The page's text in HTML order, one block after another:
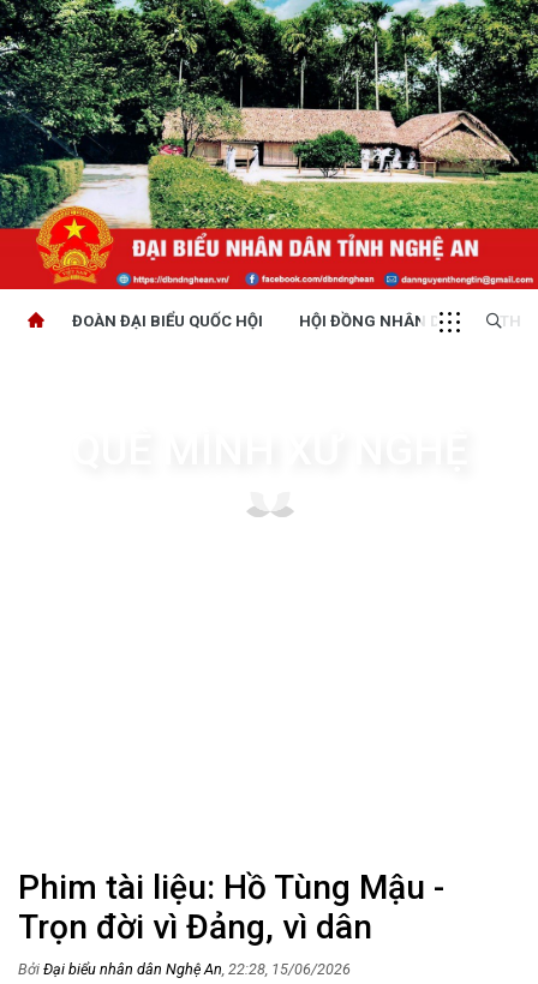
ĐOÀN ĐẠI BIỂU QUỐC HỘI HỘI ĐỒNG NHÂN DÂN
Phim tài liệu: Hồ Tùng Mậu -
Trọn đời vì Đảng, vì dân
Bởi Đại biểu nhân dân Nghệ An , 22:28, 15/06/2026